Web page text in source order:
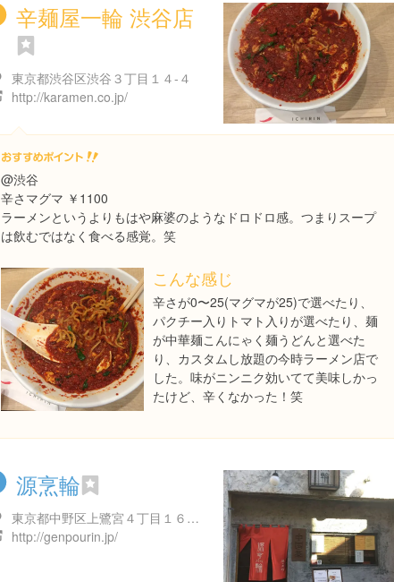
辛麺屋一輪 渋谷店
東京都渋谷区渋谷３丁目１４-４
http://karamen.co.jp/
@渋谷
辛さマグマ ￥1100
ラーメンというよりもはや麻婆のようなドロドロ感。つまりスープ
は飲むではなく食べる感覚。笑
こんな感じ
辛さが0〜25(マグマが25)で選べたり、
パクチー入りトマト入りが選べたり、麺
が中華麺こんにゃく麺うどんと選べた
り、カスタムし放題の今時ラーメン店で
した。味がニンニク効いてて美味しかっ
たけど、辛くなかった！笑
源烹輪
東京都中野区上鷺宮４丁目１６-１０ 青和ビル 1F
http://genpourin.jp/